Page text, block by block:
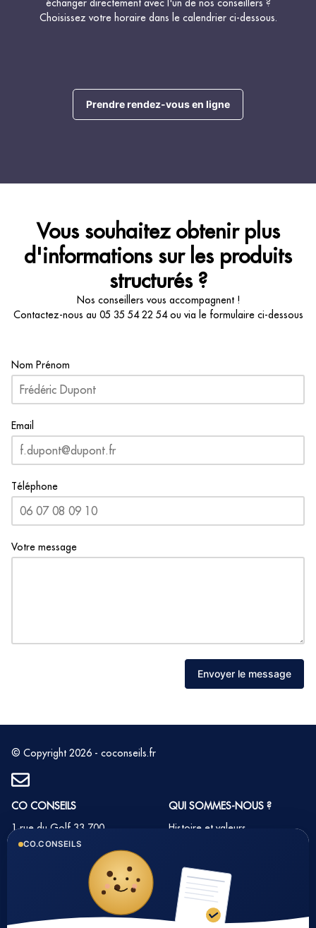
échanger directement avec l'un de nos conseillers ?
Choisissez votre horaire dans le calendrier ci-dessous.
Prendre rendez-vous en ligne
Vous souhaitez obtenir plus
d'informations sur les produits
structurés ?
Nos conseillers vous accompagnent !
Contactez-nous au 05 35 54 22 54ou via le formulaire ci-dessous
Nom Prénom
Email
Téléphone
Votre message
Envoyer le message
© Copyright 2026 - coconseils.fr
CO CONSEILS
1 rue du Golf 33 700
MERIGNAC
Tél : 05 35 54 22 54
QUI SOMMES-NOUS ?
Histoire et valeurs
Nos partenaires
Notre méthode
Nos tarifs immobilier
CO.CONSEILS